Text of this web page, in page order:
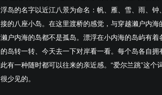
浮岛的名字以近江八景为命名：帆、雁、雪、雨、
接的八座小岛。在这里渡桥的感觉，与穿越濑户内海
濑户内海的岛都不是孤岛。漂浮在小内海的岛屿有
的岛转一转、今天去一下对岸看一看。每个岛各自
此有一种随时都可以往来的亲近感。“爱尔兰跳”这
很少见的。